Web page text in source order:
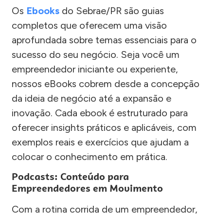
Os Ebooks do Sebrae/PR são guias
completos que oferecem uma visão
aprofundada sobre temas essenciais para o
sucesso do seu negócio. Seja você um
empreendedor iniciante ou experiente,
nossos eBooks cobrem desde a concepção
da ideia de negócio até a expansão e
inovação. Cada ebook é estruturado para
oferecer insights práticos e aplicáveis, com
exemplos reais e exercícios que ajudam a
colocar o conhecimento em prática.
Podcasts: Conteúdo para
Empreendedores em Movimento
Com a rotina corrida de um empreendedor,